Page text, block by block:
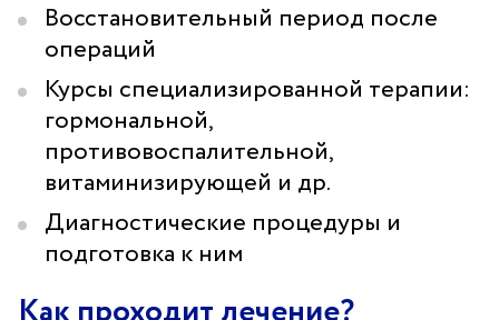
+7 (4742) 72-73-31
Версия для слабовидящих
Восстановительный период после
операций
Курсы специализированной терапии:
гормональной,
противовоспалительной,
витаминизирующей и др.
Диагностические процедуры и
подготовка к ним